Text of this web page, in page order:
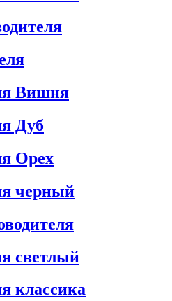
Вишня
Дуб
Орех
черный
светлый
классика